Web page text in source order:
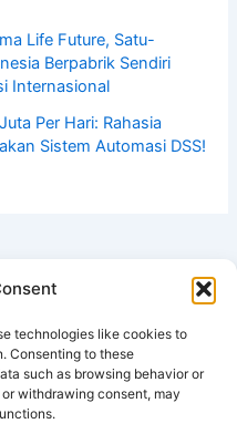
technologies like cookies to
Consenting to these
such as browsing behavior or
withdrawing consent, may
Life Future, Satu-
Berpabrik Sendiri
Internasional
Per Hari: Rahasia
Sistem Automasi DSS!